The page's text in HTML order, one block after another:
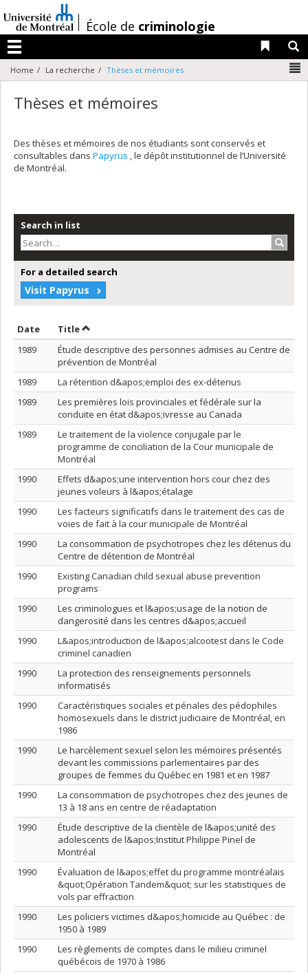
au
contenu
/École de criminologie
Menu
Liens
Home La recherche Thèses et mémoires
Thèses et mémoires
Des thèses et mémoires de nos étudiants sont conservés et
consultables dans Papyrus , le dépôt institutionnel de l’Université
de Montréal.
Search in list
For a detailed search
Visit Papyrus
Date Sort by date in descending order
TitleSort by title in descending order
1989
Étude descriptive des personnes admises au Centre de
prévention de Montréal
1989
La rétention d&apos;emploi des ex-détenus
1989
Les premières lois provinciales et fédérale sur la
conduite en état d&apos;ivresse au Canada
1989
Le traitement de la violence conjugale par le
programme de conciliation de la Cour municipale de
Montréal
1990
Effets d&apos;une intervention hors cour chez des
jeunes voleurs à l&apos;étalage
1990
Les facteurs significatifs dans le traitement des cas de
voies de fait à la cour municipale de Montréal
1990
La consommation de psychotropes chez les détenus du
Centre de détention de Montréal
1990
Existing Canadian child sexual abuse prevention
programs
1990
Les criminologues et l&apos;usage de la notion de
dangerosité dans les centres d&apos;accueil
1990
L&apos;introduction de l&apos;alcootest dans le Code
criminel canadien
1990
La protection des renseignements personnels
informatisés
1990
Caractéristiques sociales et pénales des pédophiles
homosexuels dans le district judiciaire de Montréal, en
1986
1990
Le harcèlement sexuel selon les mémoires présentés
devant les commissions parlementaires par des
groupes de femmes du Québec en 1981 et en 1987
1990
La consommation de psychotropes chez des jeunes de
13 à 18 ans en centre de réadaptation
1990
Étude descriptive de la clientèle de l&apos;unité des
adolescents de l&apos;Institut Philippe Pinel de
Montréal
1990
Évaluation de l&apos;effet du programme montréalais
&quot;Opération Tandem&quot; sur les statistiques de
vols par effraction
1990
Les policiers victimes d&apos;homicide au Québec : de
1950 à 1989
1990
Les règlements de comptes dans le milieu criminel
québécois de 1970 à 1986